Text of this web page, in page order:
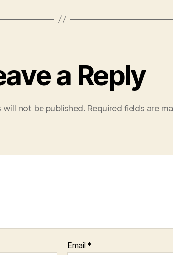
a Reply
will not be published. Required fields are
Email *